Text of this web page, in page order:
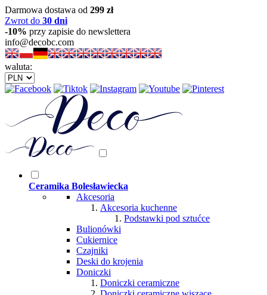
Darmowa dostawa od 299 zł
Zwrot do 30 dni
-10% przy zapisie do newslettera
info@decobc.com
waluta:
Ceramika Bolesławiecka
Akcesoria
Akcesoria kuchenne
Podstawki pod sztućce
Bulionówki
Cukiernice
Czajniki
Deski do krojenia
Doniczki
Doniczki ceramiczne